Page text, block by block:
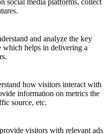
and analyze the key
which helps in delivering a
how visitors interact with
information on metrics the
source, etc.
visitors with relevant ads